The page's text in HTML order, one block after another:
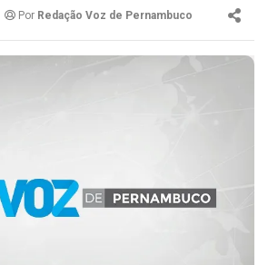
Por Redação Voz de Pernambuco